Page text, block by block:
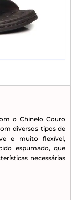
o Chinelo Couro
diversos tipos de
e muito flexível,
espumado, que
necessárias